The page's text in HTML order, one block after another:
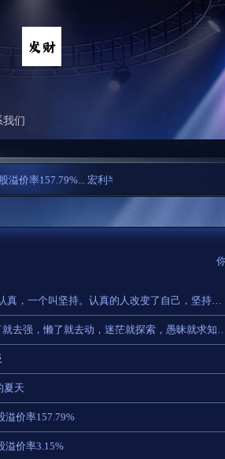
我们
率157.79%... 宏利半导体产业混合发起C: 宏利半
​“世界上最可贵的两个词：一个叫认真，一个叫坚持。认真的人改变了自己，坚持的人改变了命运。”
你必须唤醒那个沉睡的自己，弱了就去强，懒了就去动，迷茫
夏天
溢价率157.79%
溢价率3.15%